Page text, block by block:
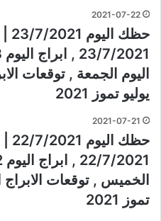
2021-07-22
يوليو تموز 2021
2021-07-21
تموز 2021